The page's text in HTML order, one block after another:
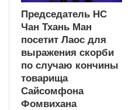
Председатель НС
Чан Тхань Ман
посетит Лаос для
выражения скорби
по случаю кончины
товарища
Сайсомфона
Фомвихана